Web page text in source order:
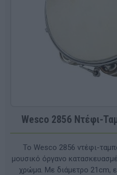
Wesco 2856 Ντέφι-
Το Wesco 2856 ντέφι-
μουσικό όργανο
χρώμα. Με διάμετρο 21cm,